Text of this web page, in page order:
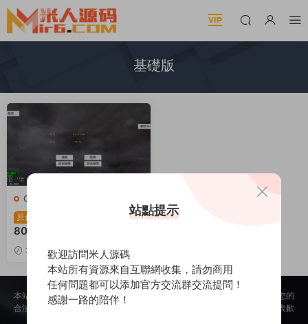
基礎版
C-傳奇
原創
戰神引擎傳奇手遊【1.
80英雄降臨-DRQ全新引擎
基礎版】Win一鍵服務端+G
M授權後台+安卓+視頻架設
2025-05-13 777
本站所提供的内容均來自公開網絡收集、轉發、二次開發而來，若侵犯了您的
合法權益，請來信通知我們，我們會及時删除，給您帶來的不便，我們深表歉
站點提示
歡迎訪問米人源碼
本站所有資源來自互聯網收集，請勿商用
任何問題都可以添加官方交流群交流提問！
感謝一路的陪伴！